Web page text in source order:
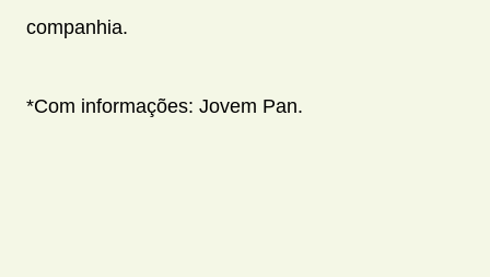
companhia.
*Com informações: Jovem Pan.